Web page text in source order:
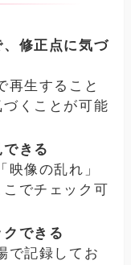
修正点に気づ
生すること
くことが可能
きる
像の乱れ」
こでチェック可
できる
記録してお